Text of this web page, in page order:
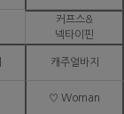
커프스&
넥타이핀
캐주얼바지
♡ Woman